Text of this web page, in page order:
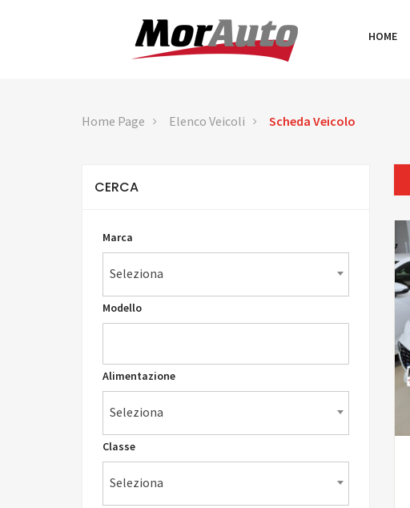
HOME
Home Page Elenco Veicoli Scheda Veicolo
CERCA
Marca
Seleziona
Modello
Alimentazione
Seleziona
Classe
Seleziona